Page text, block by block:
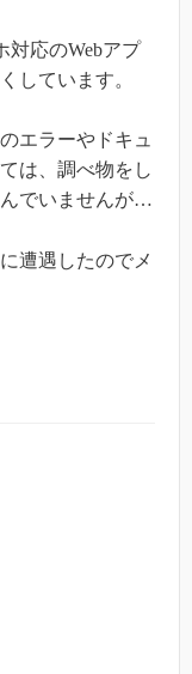
対応のWebアプ
しています。
エラーやドキュ
は、調べ物をし
でいませんが…
遭遇したのでメ